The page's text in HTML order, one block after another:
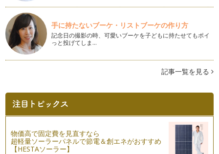
冬至とカボチャ
皆さん、こんにちは！ アクティブ野菜ソムリエの岩本 香で
す。 立冬を過ぎ、肌寒い日…
調味料のひみつ
皆さん、こんにちは！ アクティブ野菜ソムリエの岩本 香で
こんにちは！ アクティブ野菜ソムリエの 岩本香です。 一
雨ごとに秋が近づいているの…
こんにちは、アクティブ野菜ソムリエの岩本 香です。金木犀
の花の香りが漂い、秋の訪れを感じま…
手に持たないブーケ・リストブーケの作り方
記念日の撮影の時、可愛いブーケを子どもに持たせてもポイ
っと投げてしま…
記事一覧を見る
物価高で固定費を見直すなら
超軽量ソーラーパネルで節電＆創エネがおすすめ
【HESTAソーラー】